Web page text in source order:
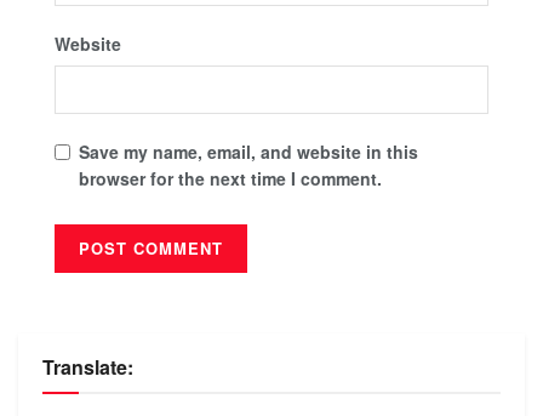
Website
Save my name, email, and website in this
browser for the next time I comment.
Translate: